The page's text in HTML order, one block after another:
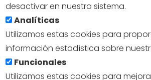
desactivar en nuestro sistema.
Analíticas
Utilizamos estas cookies para
información estadística sobre
Funcionales
Utilizamos estas cookies para
info@turismodesegovia.com
Aviso legal |